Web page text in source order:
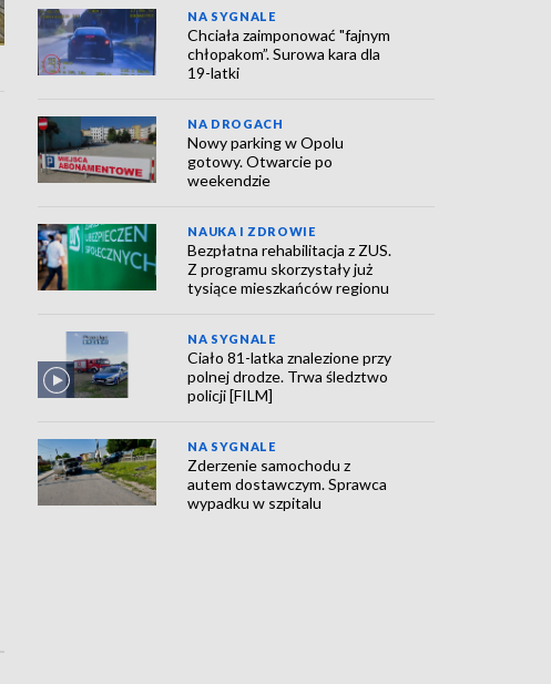
NA SYGNALE
Chciała zaimponować "fajnym
chłopakom”. Surowa kara dla
19-latki
NA DROGACH
Nowy parking w Opolu
gotowy. Otwarcie po
weekendzie
NAUKA I ZDROWIE
Bezpłatna rehabilitacja z ZUS.
Z programu skorzystały już
tysiące mieszkańców regionu
NA SYGNALE
Ciało 81-latka znalezione przy
polnej drodze. Trwa śledztwo
policji [FILM]
NA SYGNALE
Zderzenie samochodu z
autem dostawczym. Sprawca
wypadku w szpitalu